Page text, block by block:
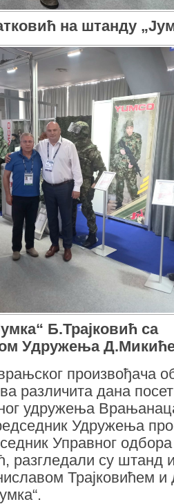
на штанду
Б.Трајковић са
Удружења
произвођача
различита дана
удружења
Удружења
Управног
разгледали су штанд
Трајковићем и